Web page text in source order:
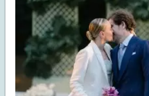
LUA DE MEL
COZINHA
DECORAÇÃO
DE NOIVA PRA NOIVA
S.O.S CASADAS
FALE COM O SAY I DO